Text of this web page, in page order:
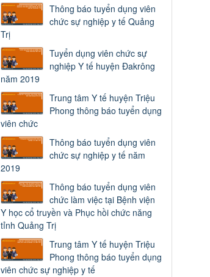
Thông báo tuyển dụng viên
chức sự nghiệp y tế Quảng
Trị
Tuyển dụng viên chức sự
nghiệp Y tế huyện Đakrông
năm 2019
Trung tâm Y tế huyện Triệu
Phong thông báo tuyển dụng
viên chức
Thông báo tuyển dụng viên
chức sự nghiệp y tế năm
2019
Thông báo tuyển dụng viên
chức làm việc tại Bệnh viện
Y học cổ truyền và Phục hồi chức năng
tỉnh Quảng Trị
Trung tâm Y tế huyện Triệu
Phong thông báo tuyển dụng
viên chức sự nghiệp y tế